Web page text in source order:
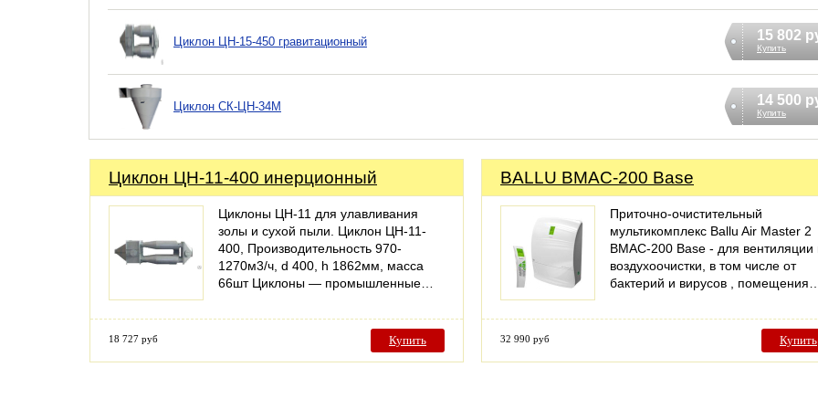
Циклон ЦН-15-450 гравитационный 15 802
Купить
Циклон СК-ЦН-34М 14 500
Купить
Циклон ЦН-11-400 инерционный
Циклоны ЦН-11 для улавливания
золы и сухой пыли. Циклон ЦН-11-
400, Производительность 970-
1270м3/ч, d 400, h 1862мм, масса
66шт Циклоны — промышленные…
18 727 руб Купить
BALLU BMAC-200 Base
Приточно-очистительный
мультикомплекс Ballu Air Master 2
BMAC-200 Base - для вентиляции
воздухоочистки, в том числе от
бактерий и вирусов , помещения…
32 990 руб Купить